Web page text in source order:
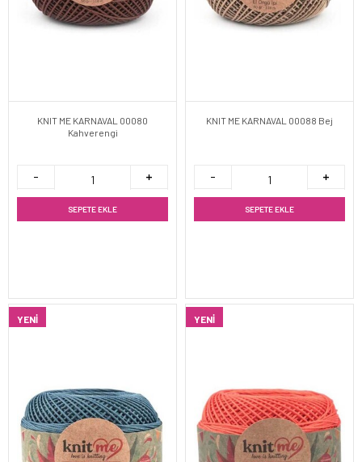
KNIT ME KARNAVAL 00080
Kahverengi
SEPETE EKLE
KNIT ME KARNAVAL 00088 Bej
SEPETE EKLE
YENI YENI